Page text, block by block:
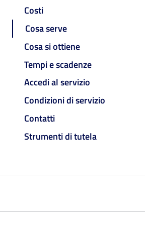
Costi
Cosa serve
Cosa si ottiene
Tempi e scadenze
Accedi al servizio
Condizioni di servizio
Contatti
Strumenti di tutela